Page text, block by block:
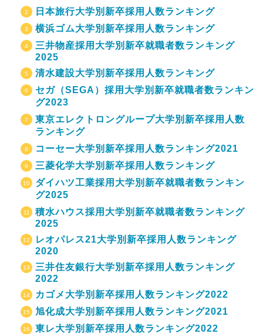
日本旅行大学別新卒採用人数ランキング
横浜ゴム大学別新卒採用人数ランキング
三井物産採用大学別新卒就職者数ランキング
2025
清水建設大学別新卒採用人数ランキング
セガ（SEGA）採用大学別新卒就職者数ランキン
グ2023
東京エレクトロングループ大学別新卒採用人数
ランキング
コーセー大学別新卒採用人数ランキング2021
三菱化学大学別新卒採用人数ランキング
ダイハツ工業採用大学別新卒就職者数ランキン
グ2025
積水ハウス採用大学別新卒就職者数ランキング
2025
レオパレス21大学別新卒採用人数ランキング
2020
三井住友銀行大学別新卒採用人数ランキング
2022
カゴメ大学別新卒採用人数ランキング2022
旭化成大学別新卒採用人数ランキング2021
東レ大学別新卒採用人数ランキング2022